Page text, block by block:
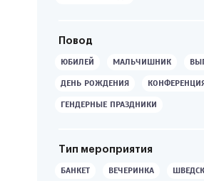
Повод
ЮБИЛЕЙ МАЛЬЧИШНИК
ДЕНЬ РОЖДЕНИЯ
ГЕНДЕРНЫЕ ПРАЗДНИКИ
Тип мероприятия
БАНКЕТ ВЕЧЕРИНКА